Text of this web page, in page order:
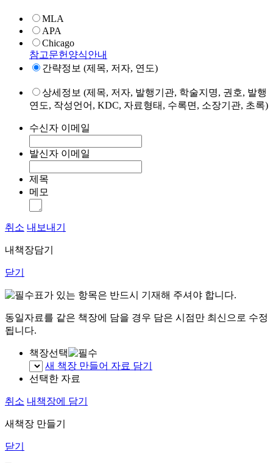
MLA
APA
Chicago
참고문헌양식안내
간략정보 (제목, 저자, 연도)
상세정보 (제목, 저자, 발행기관, 학술지명, 권호, 발행
연도, 작성언어, KDC, 자료형태, 수록면, 소장기관, 초록)
수신자 이메일
발신자 이메일
제목
메모
취소 내보내기
내책장담기
닫기
표가 있는 항목은 반드시 기재해 주셔야 합니다.
동일자료를 같은 책장에 담을 경우 담은 시점만 최신으로 수정
됩니다.
책장선택
새 책장 만들어 자료 담기
선택한 자료
취소 내책장에 담기
새책장 만들기
닫기